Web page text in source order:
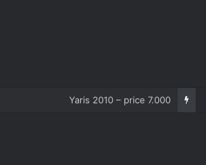
Corolla 2007 – price 5.000